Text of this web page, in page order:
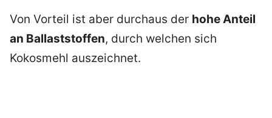
Von Vorteil ist aber durchaus der hohe Anteil
an Ballaststoffen, durch welchen sich
Kokosmehl auszeichnet.